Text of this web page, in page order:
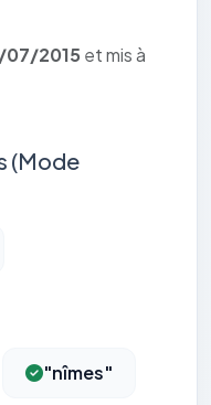
07/2015 et mis à
(Mode
"nîmes"